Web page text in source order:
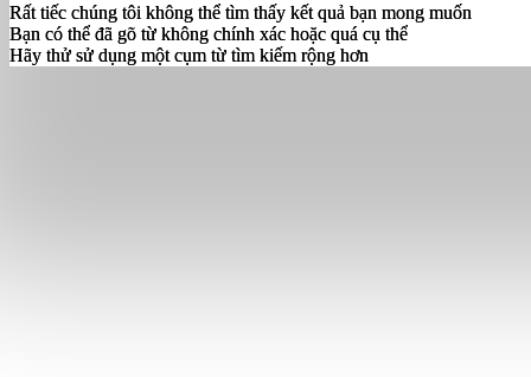
Rất tiếc chúng tôi không thể tìm thấy kết quả bạn mong muốn
Bạn có thể đã gõ từ không chính xác hoặc quá cụ thể
Hãy thử sử dụng một cụm từ tìm kiếm rộng hơn
Rất tiếc chúng tôi không thể tìm thấy kết quả bạn mong muốn
Bạn có thể đã gõ từ không chính xác hoặc quá cụ thể
Hãy thử sử dụng một cụm từ tìm kiếm rộng hơn